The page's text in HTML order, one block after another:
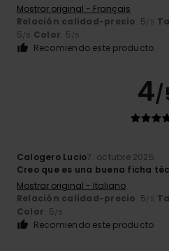
Mostrar original - Français
Relación calidad-precio: 5/5
5/5 Color: 5/5
Recomiendo este producto
4/
Calogero Lucio7. octubre 2025
Creo que es una buena ficha
Mostrar original - Italiano
Relación calidad-precio: 5/5
Color: 5/5
Recomiendo este producto